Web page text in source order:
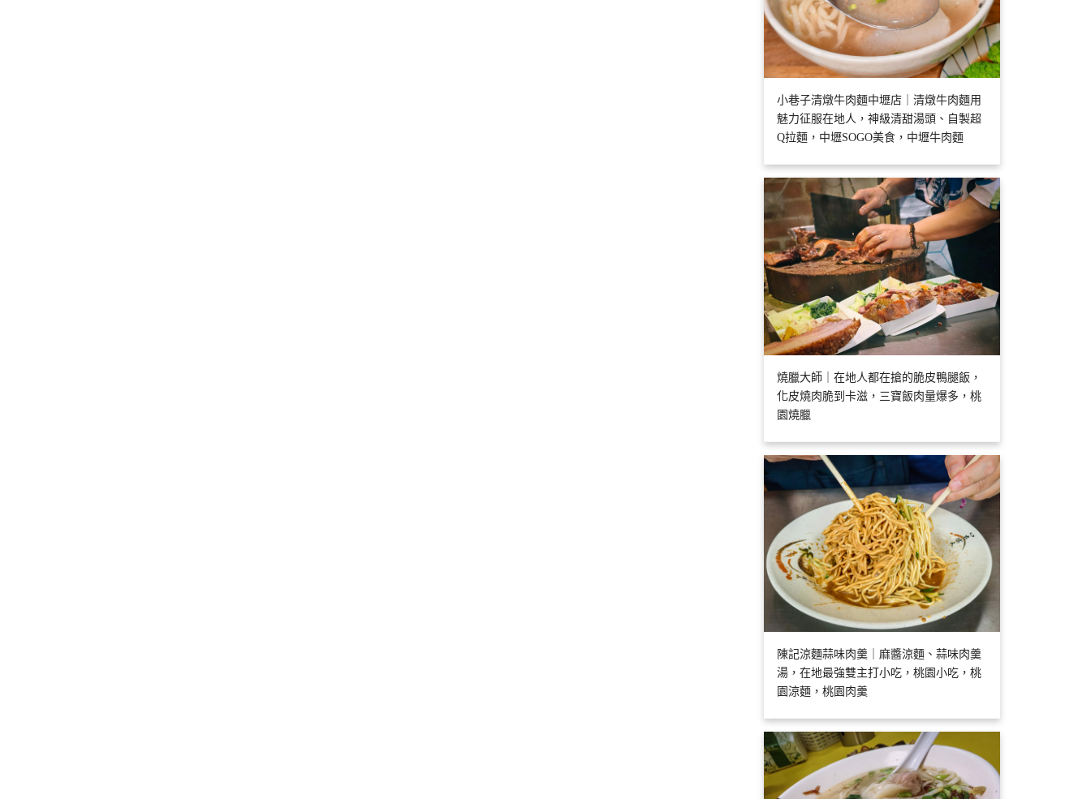
小巷子清燉牛肉麵中壢店｜清燉牛肉麵用
魅力征服在地人，神級清甜湯頭、自製超
Q拉麵，中壢SOGO美食，中壢牛肉麵
燒臘大師｜在地人都在搶的脆皮鴨腿飯，
化皮燒肉脆到卡滋，三寶飯肉量爆多，桃
園燒臘
陳記涼麵蒜味肉羹｜麻醬涼麵、蒜味肉羹
湯，在地最強雙主打小吃，桃園小吃，桃
園涼麵，桃園肉羹